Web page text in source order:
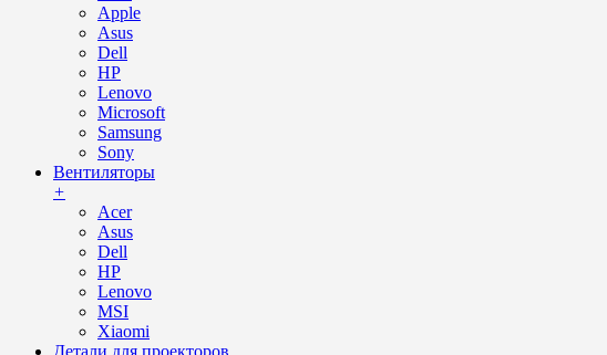
Apple
Asus
Dell
HP
Lenovo
Microsoft
Samsung
Sony
Вентиляторы
+
Acer
Asus
Dell
HP
Lenovo
MSI
Xiaomi
Детали для проекторов